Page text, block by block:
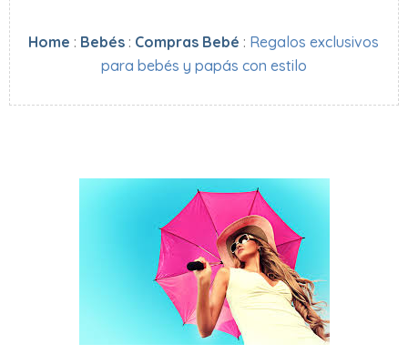
Home : Bebés : Compras Bebé : Regalos exclusivos
para bebés y papás con estilo